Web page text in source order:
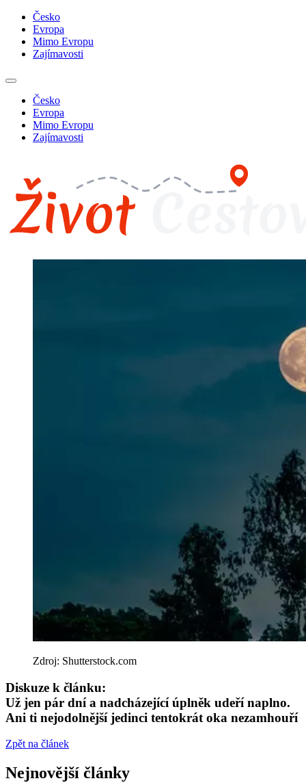
Česko
Evropa
Mimo Evropu
Zajímavosti
Česko
Evropa
Mimo Evropu
Zajímavosti
Zdroj: Shutterstock.com
Diskuze k článku:
Už jen pár dní a nadcházející úplněk udeří naplno.
Ani ti nejodolnější jedinci tentokrát oka nezamhouří
Zpět na článek
Nejnovější články